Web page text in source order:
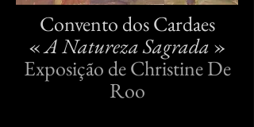
Convento dos Cardaes
«A Natureza Sagrada »
Exposição de Christine De
Roo